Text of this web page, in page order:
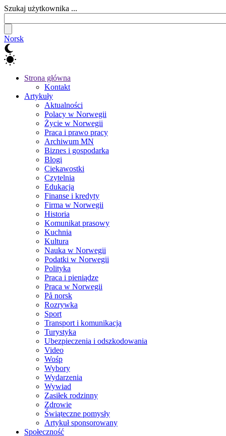
Szukaj użytkownika ...
Norsk
Strona główna
Kontakt
Artykuły
Aktualności
Polacy w Norwegii
Życie w Norwegii
Praca i prawo pracy
Archiwum MN
Biznes i gospodarka
Blogi
Ciekawostki
Czytelnia
Edukacja
Finanse i kredyty
Firma w Norwegii
Historia
Komunikat prasowy
Kuchnia
Kultura
Nauka w Norwegii
Podatki w Norwegii
Polityka
Praca i pieniądze
Praca w Norwegii
På norsk
Rozrywka
Sport
Transport i komunikacja
Turystyka
Ubezpieczenia i odszkodowania
Video
Wośp
Wybory
Wydarzenia
Wywiad
Zasiłek rodzinny
Zdrowie
Świąteczne pomysły
Artykuł sponsorowany
Społeczność